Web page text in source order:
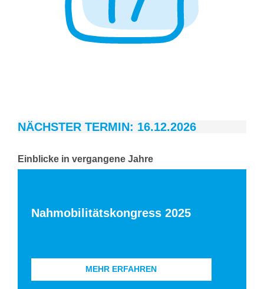
NÄCHSTER TERMIN: 16.12.2026
Einblicke in vergangene Jahre
Nahmobilitätskongress 2025
MEHR ERFAHREN